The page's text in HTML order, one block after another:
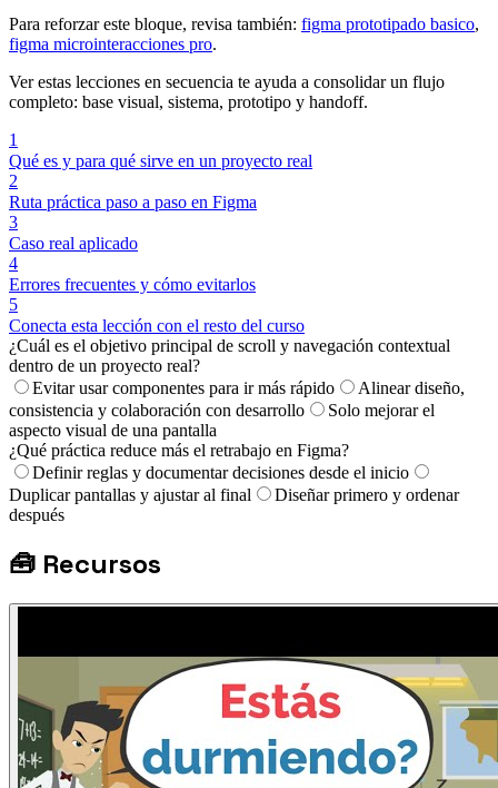
Para reforzar este bloque, revisa también: figma prototipado basico,
figma microinteracciones pro.
Ver estas lecciones en secuencia te ayuda a consolidar un flujo
completo: base visual, sistema, prototipo y handoff.
1
Qué es y para qué sirve en un proyecto real
2
Ruta práctica paso a paso en Figma
3
Caso real aplicado
4
Errores frecuentes y cómo evitarlos
5
Conecta esta lección con el resto del curso
¿Cuál es el objetivo principal de scroll y navegación contextual
dentro de un proyecto real?
Evitar usar componentes para ir más rápido
Alinear diseño,
consistencia y colaboración con desarrollo
Solo mejorar el
aspecto visual de una pantalla
¿Qué práctica reduce más el retrabajo en Figma?
Definir reglas y documentar decisiones desde el inicio
Duplicar pantallas y ajustar al final
Diseñar primero y ordenar
después
🧰 Recursos